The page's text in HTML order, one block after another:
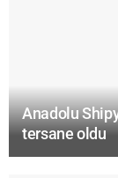
Anadolu
tersane oldu